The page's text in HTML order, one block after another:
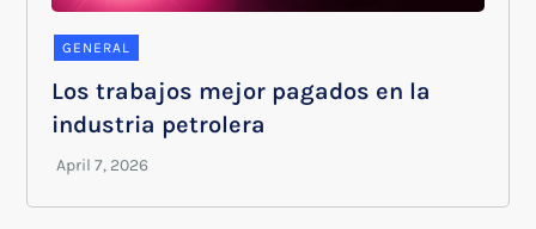
GENERAL
Los trabajos mejor pagados en la
industria petrolera